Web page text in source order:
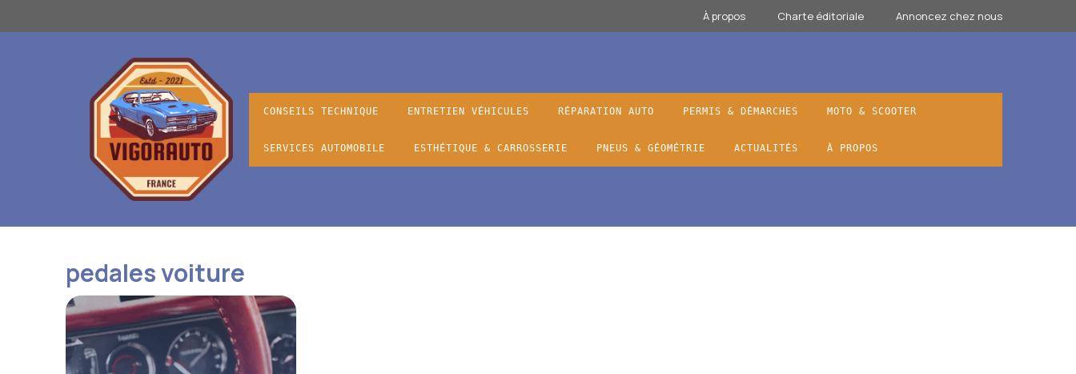
au
À propos Charte éditoriale Annoncez chez nous
CONSEILS TECHNIQUE ENTRETIEN VÉHICULES RÉPARATION AUTO PERMIS & DÉMARCHES MOTO & SCOOTER
SERVICES AUTOMOBILE ESTHÉTIQUE & CARROSSERIE PNEUS & GÉOMÉTRIE ACTUALITÉS À PROPOS
pedales voiture